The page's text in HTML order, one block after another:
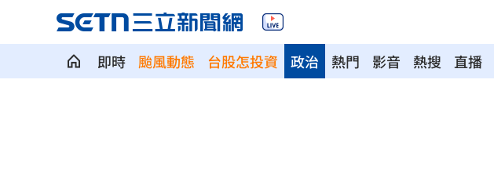
即時 颱風動態 台股怎投資 熱門 影音 熱搜 直播
政治